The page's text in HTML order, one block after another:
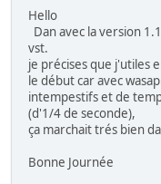
Hello
Dan avec la version
vst.
je précises que j'utiles
le début car avec
intempestifs et de
(d'1/4 de seconde),
ça marchait trés bien
Bonne Journée